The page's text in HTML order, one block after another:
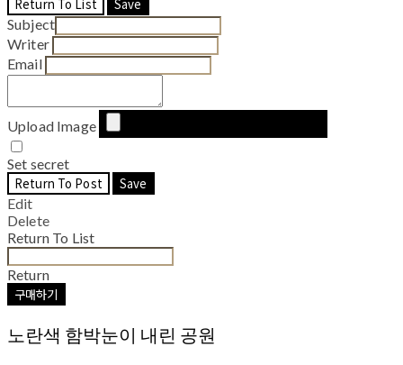
Return To List
Save
Subject
Writer
Email
Upload Image
Set secret
Return To Post
Save
Edit
Delete
Return To List
Return
구매하기
노란색 함박눈이 내린 공원